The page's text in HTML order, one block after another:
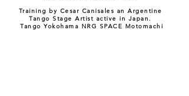
Training by Cesar Canisales an Argentine
Tango Stage Artist active in Japan.
Tango Yokohama NRG SPACE Motomachi